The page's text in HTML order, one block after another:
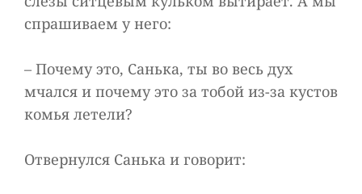
спрашиваем у него:
– Почему это, Санька, ты во весь дух
мчался и почему это за тобой из-за кустов
комья летели?
Отвернулся Санька и говорит: